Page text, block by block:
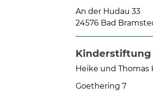
An der Hudau 33
24576 Bad
Kinderstiftung
Heike und Thomas
Goethering 7